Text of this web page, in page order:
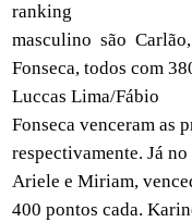
ranking
masculino são
Fonseca, todos com
Luccas Lima/Fábio
Fonseca venceram as
respectivamente. Já
Ariele e Miriam,
400 pontos cada.